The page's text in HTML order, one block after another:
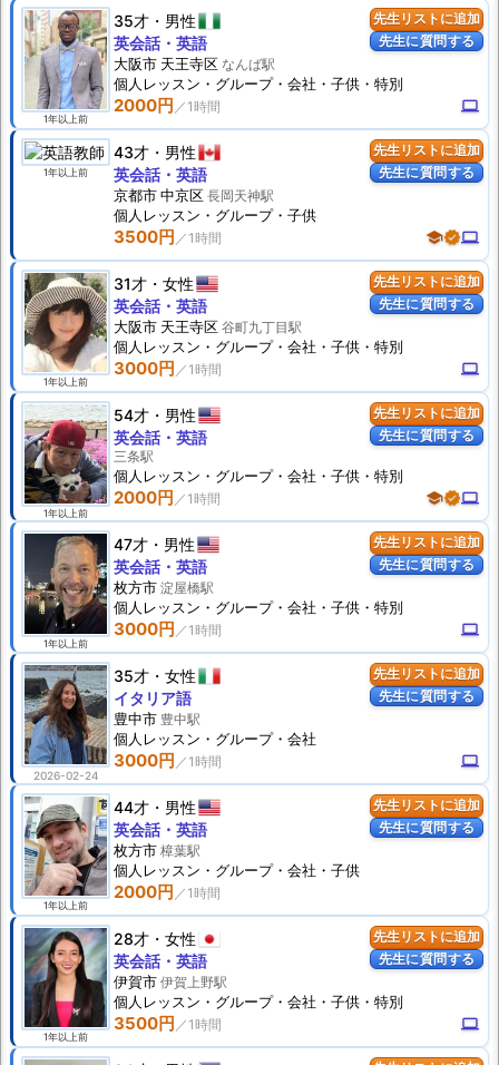
先生リストに追加
先生に質問する
1年以上前
35才 男性
2000円 computer
英会話・英語
大阪市 天王寺区 なんば駅
個人 レッスン ・グループ・会社・子供・特別
先生リストに追加
先生に質問する
1年以上前 43才 男性
3500円 schoolverifiedcomputer
英会話・英語
京都市 中京区 長岡天神駅
個人 レッスン ・グループ・子供
先生リストに追加
先生に質問する
1年以上前
31才 女性
3000円 computer
英会話・英語
大阪市 天王寺区 谷町九丁目駅
個人 レッスン ・グループ・会社・子供・特別
先生リストに追加
先生に質問する
1年以上前
54才 男性
2000円 schoolverifiedcomputer
英会話・英語
三条駅
個人 レッスン ・グループ・会社・子供・特別
先生リストに追加
先生に質問する
1年以上前
47才 男性
3000円 computer
英会話・英語
枚方市 淀屋橋駅
個人 レッスン ・グループ・会社・子供・特別
先生リストに追加
先生に質問する
2026-02-24
35才 女性
3000円 computer
イタリア語
豊中市 豊中駅
個人 レッスン ・グループ・会社
先生リストに追加
先生に質問する
1年以上前
44才 男性
2000円
英会話・英語
枚方市 樟葉駅
個人 レッスン ・グループ・会社・子供
先生リストに追加
先生に質問する
1年以上前
28才 女性
3500円 computer
英会話・英語
伊賀市 伊賀上野駅
個人 レッスン ・グループ・会社・子供・特別